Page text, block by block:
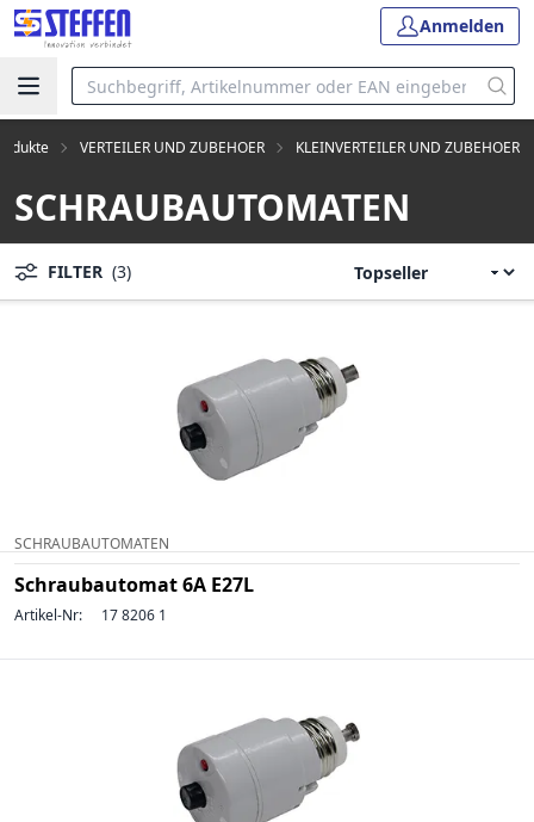
Anmelden
VERTEILER UND ZUBEHOER KLEINVERTEILER UND ZUBEHOER
SCHRAUBAUTOMATEN
FILTER (3)
SCHRAUBAUTOMATEN
Schraubautomat 6A E27L
Artikel-Nr: 17 8206 1